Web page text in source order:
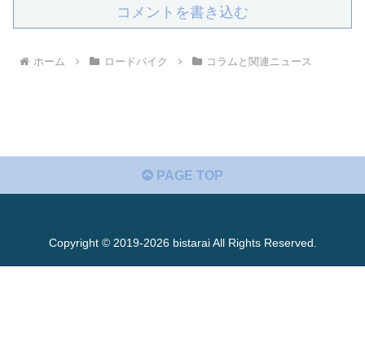
コメントを書き込む
ホーム ロードバイク コラムと関連ニュース
PAGE TOP
Copyright © 2019-2026 bistarai All Rights Reserved.